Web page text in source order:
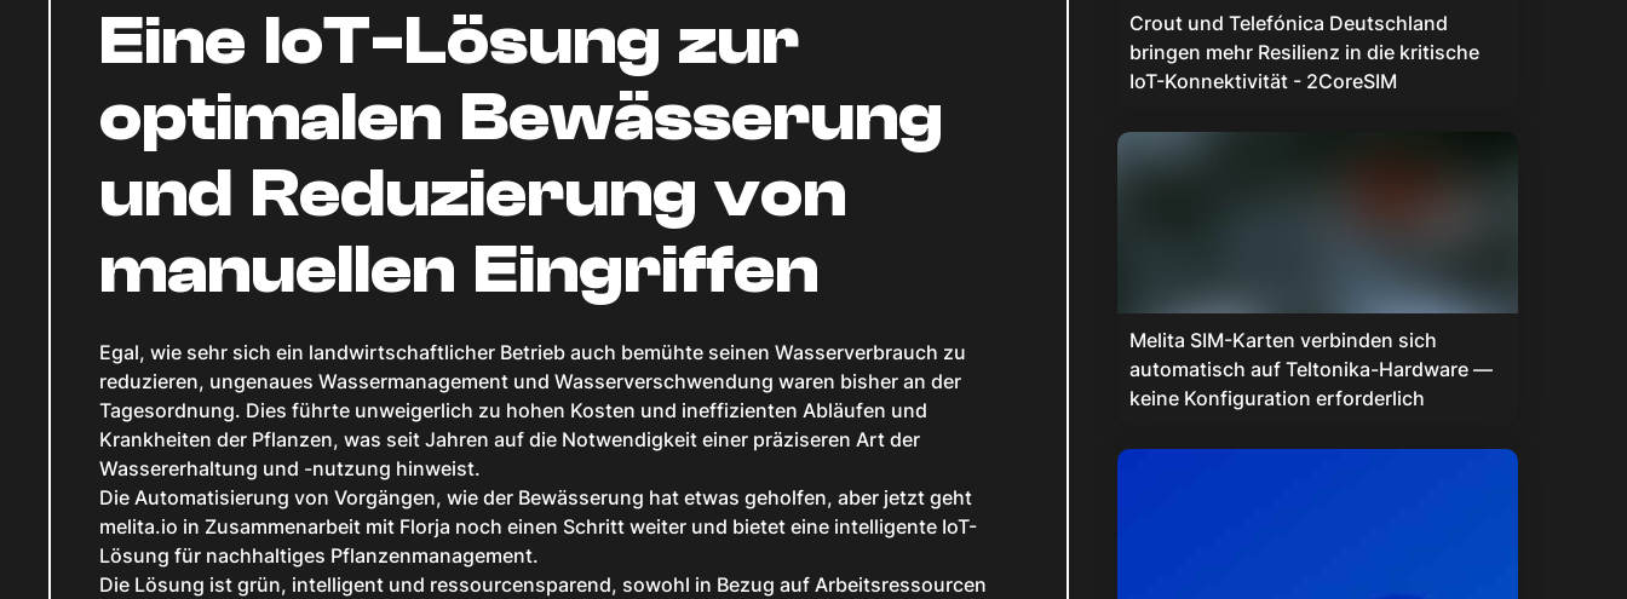
Eine IoT-Lösung zur
optimalen Bewässerung
und Reduzierung von
manuellen Eingriffen
Egal, wie sehr sich ein landwirtschaftlicher Betrieb auch bemühte seinen Wasserverbrauch zu
reduzieren, ungenaues Wassermanagement und Wasserverschwendung waren bisher an der
Tagesordnung. Dies führte unweigerlich zu hohen Kosten und ineffizienten Abläufen und
Krankheiten der Pflanzen, was seit Jahren auf die Notwendigkeit einer präziseren Art der
Wassererhaltung und -nutzung hinweist.
Die Automatisierung von Vorgängen, wie der Bewässerung hat etwas geholfen, aber jetzt geht
melita.io in Zusammenarbeit mit Florja noch einen Schritt weiter und bietet eine intelligente IoT-
Lösung für nachhaltiges Pflanzenmanagement.
Die Lösung ist grün, intelligent und ressourcensparend, sowohl in Bezug auf Arbeitsressourcen
Crout und Telefónica Deutschland
bringen mehr Resilienz in die kritische
IoT-Konnektivität - 2CoreSIM
Melita SIM-Karten verbinden sich
automatisch auf Teltonika-Hardware —
keine Konfiguration erforderlich